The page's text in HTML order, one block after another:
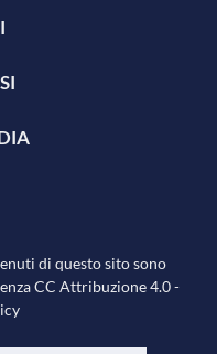
di questo sito sono
CC Attribuzione 4.0-